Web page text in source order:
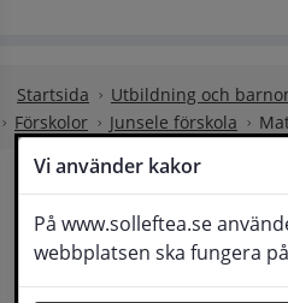
Vi använder kakor
På www.solleftea.se
webbplatsen ska fungera
Startsida
Utbildning och
Förskolor
Junsele förskola
Matsedel och
matkupong för skola